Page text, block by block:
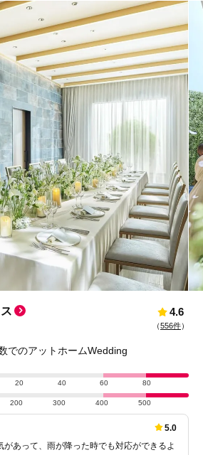
4.6
（556件）
でのアットホームWedding
20
40 60 80
200
300 400 500
5.0
があって、雨が降った時でも対応ができるよ